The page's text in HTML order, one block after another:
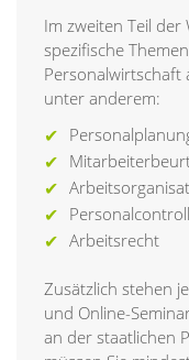
Im zweiten Teil der
spezifische
Personalwirtschaft
unter anderem:
Arbeitsrecht
Zusätzlich stehen
und Online-
an der staatlichen